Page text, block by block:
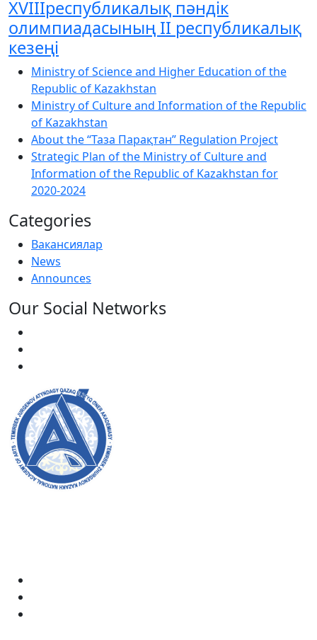
XVIIIреспубликалық пәндік
олимпиадасының ІІ республикалық
кезеңі
Ministry of Science and Higher Education of the
Republic of Kazakhstan
Ministry of Culture and Information of the Republic
of Kazakhstan
About the “Таза Парақтан” Regulation Project
Strategic Plan of the Ministry of Culture and
Information of the Republic of Kazakhstan for
2020-2024
Categories
Вакансиялар
News
Announces
Our Social Networks